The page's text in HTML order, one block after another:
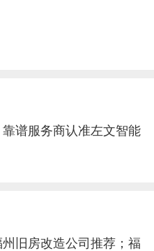
谱服务商认准左文智能
旧房改造公司推荐；福